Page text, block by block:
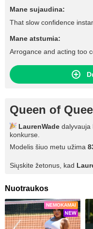
Mane sujaudina:
That slow confidence
Mane atstumia:
Arrogance and acting too
Queen of
LaurenWade dalyvauja
konkurse.
Modelis šiuo metu užima
Siųskite žetonus, kad
Nuotraukos
NEMOKAMAI